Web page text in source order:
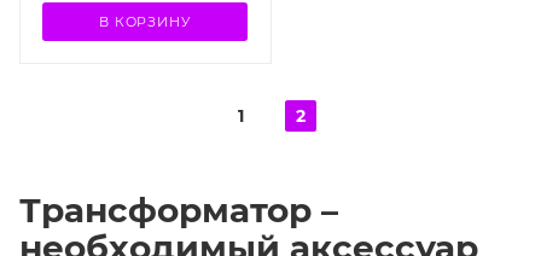
В КОРЗИНУ
1 2
Трансформатор –
необходимый аксессуар